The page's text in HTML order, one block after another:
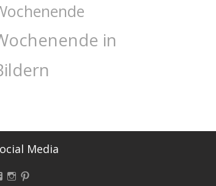
in
Media
Facebook
Instagram
Pinterest